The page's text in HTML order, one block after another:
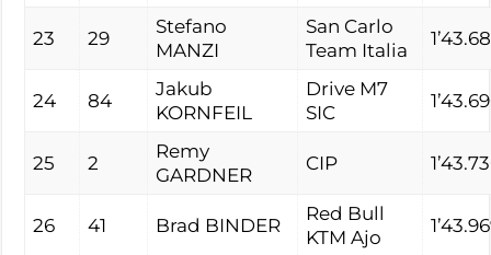
23 29
Stefano
MANZI
San Carlo
Team Italia
24 84
Jakub
KORNFEIL
Drive M7
SIC
25 2
Remy
GARDNER
CIP
26 41 Brad BINDER
Red Bull
KTM Ajo